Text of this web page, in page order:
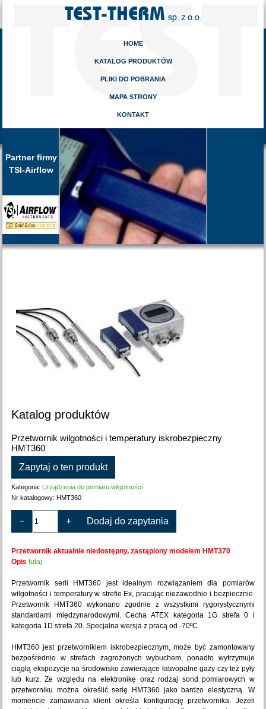
HOME
KATALOG PRODUKTÓW
PLIKI DO POBRANIA
MAPA STRONY
KONTAKT
Partner firmy
TSI-Airflow
Katalog produktów
Przetwornik wilgotności i temperatury iskrobezpieczny
HMT360
Zapytaj o ten produkt
Kategoria:Urządzenia do pomiaru wilgotności
Nr katalogowy:HMT360
− + Dodaj do zapytania
Przetwornik aktualnie niedostępny, zastąpiony modelem HMT370
Opis tutaj
Przetwornik serii HMT360 jest idealnym rozwiązaniem dla pomiarów
wilgotności i temperatury w strefie Ex, pracując niezawodnie i bezpiecznie.
Przetwornik HMT360 wykonano zgodnie z wszystkimi rygorystycznymi
standardami międzynarodowymi. Cecha ATEX kategoria 1G strefa 0 i
kategoria 1D strefa 20. Specjalna wersja z pracą od -70ºC.
HMT360 jest przetwornikiem iskrobezpiecznym, może być zamontowany
bezpośrednio w strefach zagrożonych wybuchem, ponadto wytrzymuje
ciągłą ekspozycje na środowisko zawierające łatwopalne gazy czy też pyły
lub kurz. Ze względu na elektronikę oraz rodzaj sond pomiarowych w
przetworniku można określić serię HMT360 jako bardzo elestyczną. W
momencie zamawiania klient określa konfigurację przetwornika. Jeżeli